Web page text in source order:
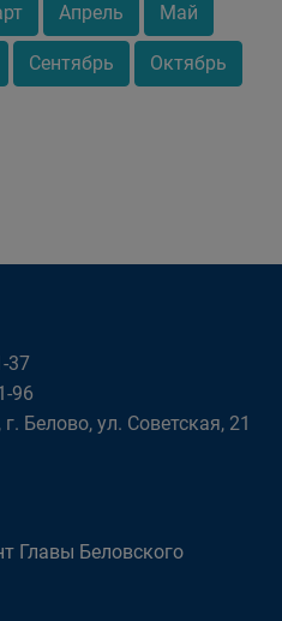
Апрель Май
Сентябрь Октябрь
37
96
Белово, ул. Советская, 21
Главы Беловского